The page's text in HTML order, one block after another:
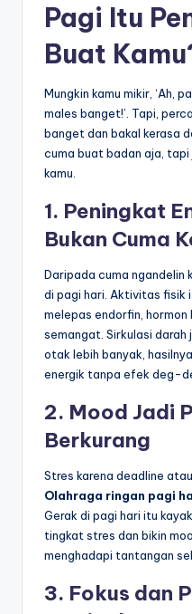
Pagi Itu
Buat
Mungkin kamu mikir, ‘Ah,
males banget!’. Tapi,
banget dan bakal kerasa
cuma buat badan aja,
kamu.
1. Peningkat
Bukan Cuma
Daripada cuma ngandelin
di pagi hari. Aktivitas fisik
melepas endorfin, hormon
semangat. Sirkulasi darah
otak lebih banyak,
energik tanpa efek deg-
2. Mood Jadi
Berkurang
Stres karena deadline
Olahraga ringan pagi
Gerak di pagi hari itu
tingkat stres dan bikin
menghadapi tantangan
3. Fokus dan